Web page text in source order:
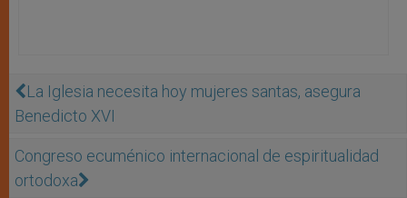
La Iglesia necesita hoy mujeres santas, asegura
Benedicto XVI
Congreso ecuménico internacional de espiritualidad
ortodoxa